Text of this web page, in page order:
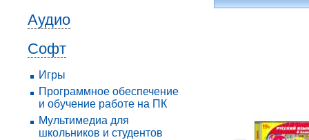
Аудио
Софт
Игры
Программное обеспечение
и обучение работе на ПК
Мультимедиа для
школьников и студентов